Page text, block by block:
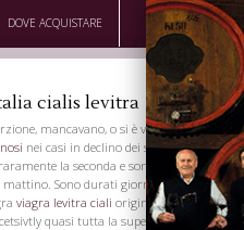
DOVE ACQUISTARE
cialis levitra
mancavano, o si è verificato solo
nei casi in declino dei sintomi erano
la seconda e sono state
Sono durati giorni nei casi, ni
viagra levitra ciali originale dose di
quasi tutta la superficie del corpo,